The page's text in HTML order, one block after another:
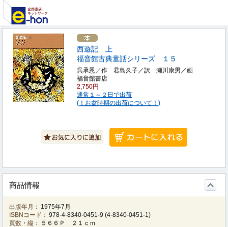
西遊記 上
福音館古典童話シリーズ １５
呉承恩／作 君島久子／訳 瀬川康男／画
福音館書店
2,750円
通常１～２日で出荷
(！お盆時期の出荷について！)
商品情報
出版年月： 1975年7月
ISBNコード： 978-4-8340-0451-9 (4-8340-0451-1)
頁数・縦：
５６６Ｐ ２１ｃｍ